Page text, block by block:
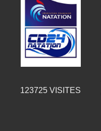
123725 VISITES